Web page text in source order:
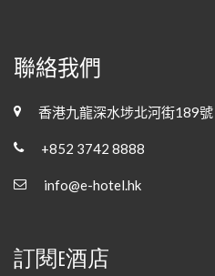
聯絡我們
香港九龍深水埗北河街189號
+852 3742 8888
info@e-hotel.hk
訂閱E酒店